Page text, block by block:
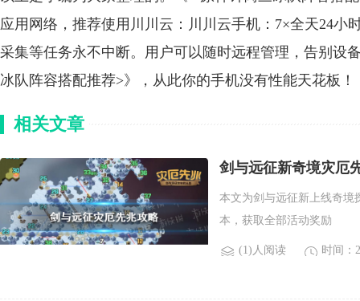
应用网络，推荐使用川川云：川川云手机：7×全天24小
采集等任务永不中断。用户可以随时远程管理，告别设
冰队阵容搭配推荐>》，从此你的手机没有性能天花板！
相关文章
剑与远征新奇境灾厄
本文为剑与远征新上线奇境
本，获取全部活动奖励
(1)人阅读 时间：